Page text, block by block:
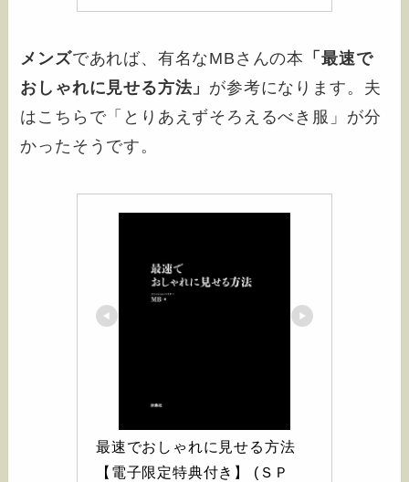
メンズであれば、有名なMBさんの本 「最速で
おしゃれに見せる方法」 が参考になります。夫
はこちらで「とりあえずそろえるべき服」が分
かったそうです。
最速でおしゃれに見せる方法
【電子限定特典付き】 (ＳＰ